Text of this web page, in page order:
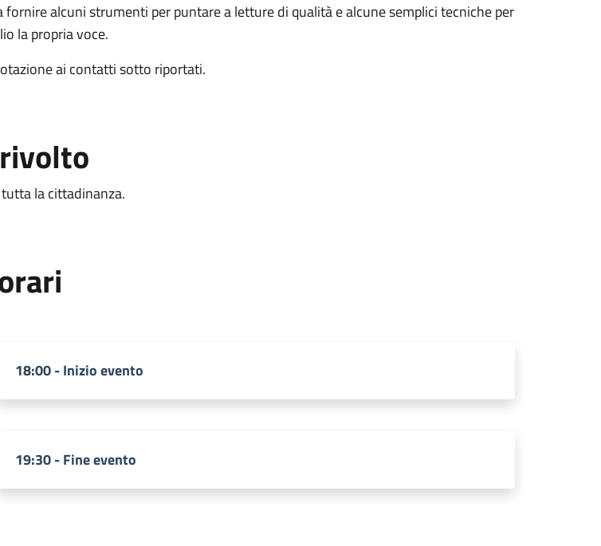
fornire alcuni strumenti per puntare a letture di qualità e alcune semplici tecniche per
la propria voce.
ai contatti sotto riportati.
la cittadinanza.
18:00 - Inizio evento
19:30 - Fine evento